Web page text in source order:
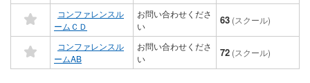
コンファレンスル
ームＣＤ
お問い合わせくださ
い
63 (スクール)
コンファレンスル
ームAB
お問い合わせくださ
い
72 (スクール)